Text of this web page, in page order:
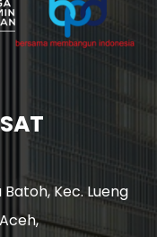
Batoh, Kec. Lueng